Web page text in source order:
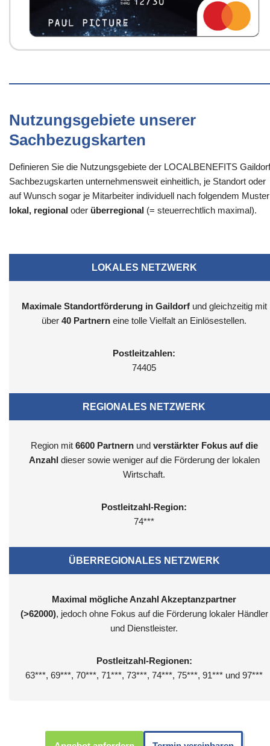
Nutzungsgebiete unserer
Sachbezugskarten
Definieren Sie die Nutzungsgebiete der LOCALBENEFITS
Sachbezugskarten unternehmensweit einheitlich, je Standort oder
auf Wunsch sogar je Mitarbeiter individuell nach folgendem
lokal, regional oder überregional (= steuerrechtlich maximal).
LOKALES NETZWERK
Maximale Standortförderung in Gaildorfund gleichzeitig mit
über 40 Partnern eine tolle Vielfalt an Einlösestellen.
Postleitzahlen:
74405
REGIONALES NETZWERK
Region mit 6600 Partnernund verstärkter Fokus auf die
Anzahl dieser sowie weniger auf die Förderung der lokalen
Wirtschaft.
Postleitzahl-Region:
74***
ÜBERREGIONALES NETZWERK
Maximal mögliche Anzahl Akzeptanzpartner
(>62000), jedoch ohne Fokus auf die Förderung lokaler Händler
und Dienstleister.
Postleitzahl-Regionen:
63***, 69***, 70***, 71***, 73***, 74***, 75***, 91*** und 97***